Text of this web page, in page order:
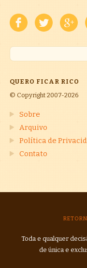
QUERO FICAR RICO
© Copyright 2007-2026
Sobre
Arquivo
Política de
Contato
Toda e qualquer
de única e